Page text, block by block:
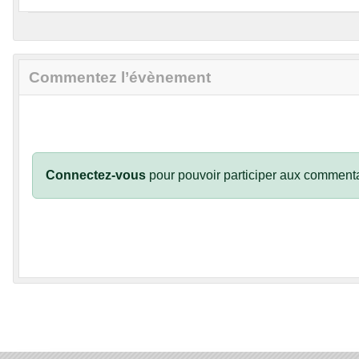
Commentez l’évènement
Connectez-vous pour pouvoir participer aux